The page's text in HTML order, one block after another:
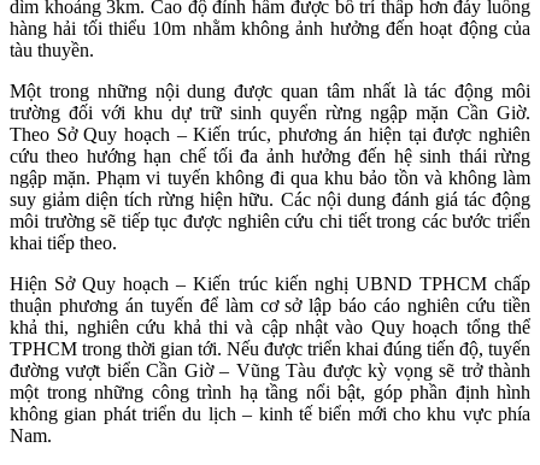
dìm khoảng 3km. Cao độ đỉnh hầm được bố trí thấp hơn đáy luồng
hàng hải tối thiểu 10m nhằm không ảnh hưởng đến hoạt động của
tàu thuyền.
Một trong những nội dung được quan tâm nhất là tác động môi
trường đối với khu dự trữ sinh quyển rừng ngập mặn Cần Giờ.
Theo Sở Quy hoạch – Kiến trúc, phương án hiện tại được nghiên
cứu theo hướng hạn chế tối đa ảnh hưởng đến hệ sinh thái rừng
ngập mặn. Phạm vi tuyến không đi qua khu bảo tồn và không làm
suy giảm diện tích rừng hiện hữu. Các nội dung đánh giá tác động
môi trường sẽ tiếp tục được nghiên cứu chi tiết trong các bước triển
khai tiếp theo.
Hiện Sở Quy hoạch – Kiến trúc kiến nghị UBND TPHCM chấp
thuận phương án tuyến để làm cơ sở lập báo cáo nghiên cứu tiền
khả thi, nghiên cứu khả thi và cập nhật vào Quy hoạch tổng thể
TPHCM trong thời gian tới. Nếu được triển khai đúng tiến độ, tuyến
đường vượt biển Cần Giờ – Vũng Tàu được kỳ vọng sẽ trở thành
một trong những công trình hạ tầng nổi bật, góp phần định hình
không gian phát triển du lịch – kinh tế biển mới cho khu vực phía
Nam.